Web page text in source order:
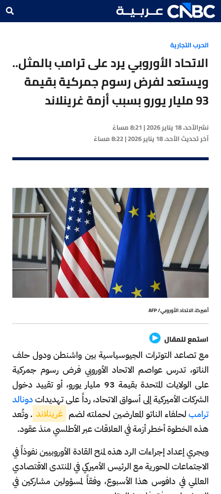
الحرب التجارية
الاتحاد الأوروبي يرد على ترامب بالمثل..
ويستعد لفرض رسوم جمركية بقيمة
93 مليار يورو بسبب أزمة غرينلاند
نشرالأحد، 18 يناير 2026 | 8:21 مساءً
آخر تحديثالأحد، 18 يناير 2026 | 8:22 مساءً
أميركا، الاتحاد الأوروبي/ AFP
استمع للمقال
مع تصاعد التوترات الجيوسياسية بين واشنطن ودول حلف
الناتو، تدرس عواصم الاتحاد الأوروبي فرض رسوم جمركية
على الولايات المتحدة بقيمة 93 مليار يورو، أو تقييد دخول
الشركات الأميركية إلى أسواق الاتحاد، رداً على تهديداتدونالد
ترامبلحلفاء الناتو المعارضين لحملته لضم غرينلاند . وتُعد
هذه الخطوة أخطر أزمة في العلاقات عبر الأطلسي منذ عقود.
ويجري إعداد إجراءات الرد هذه لمنح القادة الأوروبيين نفوذاً في
الاجتماعات المحورية مع الرئيس الأميركي في المنتدى الاقتصادي
العالمي في دافوس هذا الأسبوع، وفقاً لمسؤولين مشاركين في